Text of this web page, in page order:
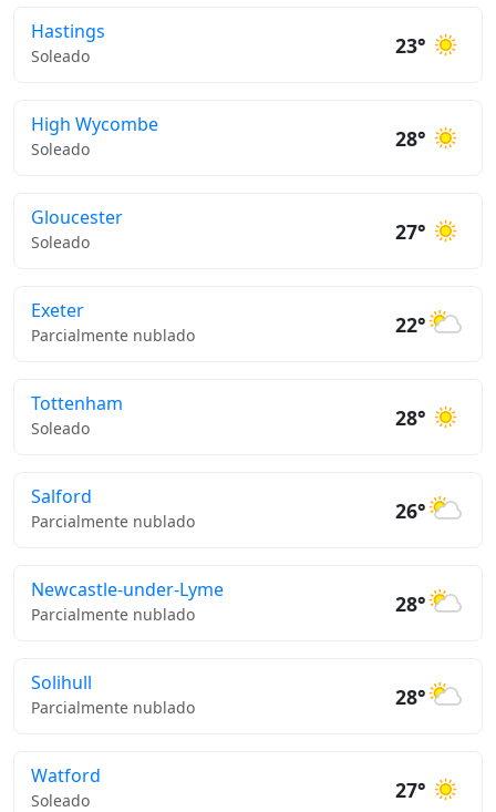
Hastings
Soleado 23°
High Wycombe
Soleado 28°
Gloucester
Soleado 27°
Exeter
Parcialmente nublado 22°
Tottenham
Soleado 28°
Salford
Parcialmente nublado 26°
Newcastle-under-Lyme
Parcialmente nublado 28°
Solihull
Parcialmente nublado 28°
Watford
Soleado 27°